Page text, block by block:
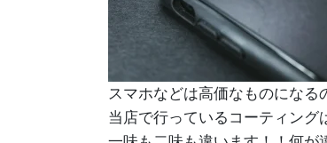
スマホなどは高価なものになる
当店で行っているコーティング